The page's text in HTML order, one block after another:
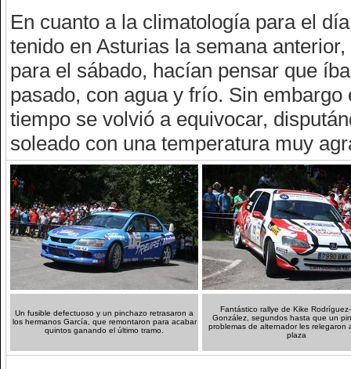
En cuanto a la climatología para el
tenido en Asturias la semana
para el sábado, hacían pensar que
pasado, con agua y frío. Sin
tiempo se volvió a equivocar,
soleado con una temperatura muy
Un fusible defectuoso y un pinchazo retrasaron a
los hermanos García, que remontaron para acabar
quintos ganando el último tramo.
Fantástico rallye de Kike
González, segundos hasta que un
problemas de alternador les relegaron
plaza